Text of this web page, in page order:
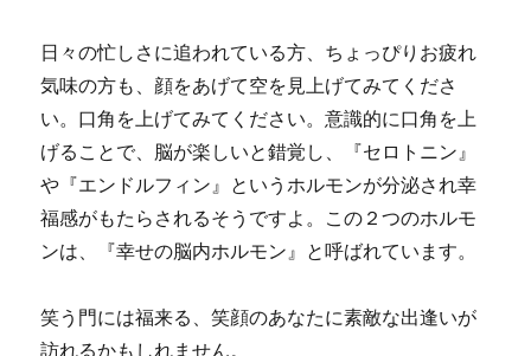
日々の忙しさに追われている方、ちょっぴりお疲れ
気味の方も、顔をあげて空を見上げてみてくださ
い。口角を上げてみてください。意識的に口角を上
げることで、脳が楽しいと錯覚し、『セロトニン』
や『エンドルフィン』というホルモンが分泌され幸
福感がもたらされるそうですよ。この２つのホルモ
ンは、『幸せの脳内ホルモン』と呼ばれています。
笑う門には福来る、笑顔のあなたに素敵な出逢いが
訪れるかもしれません。